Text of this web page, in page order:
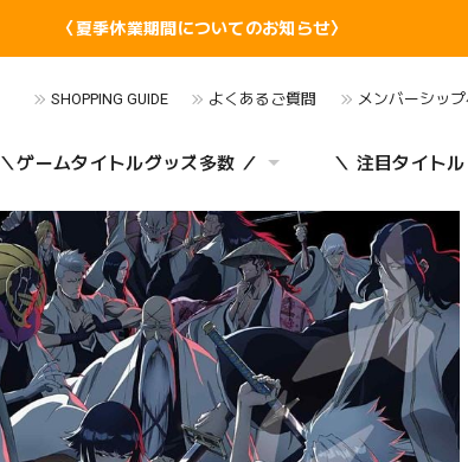
〈夏季休業期間についてのお知らせ〉
SHOPPING GUIDE よくあるご質問 メンバーシッ
＼ゲームタイトルグッズ多数 ／ ＼ 注目タイトル